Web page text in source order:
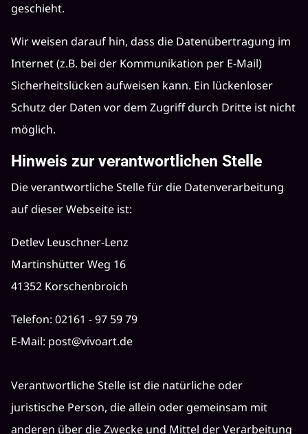
geschieht.
Wir weisen darauf hin, dass die Datenübertragung im
Internet (z.B. bei der Kommunikation per E-Mail)
Sicherheitslücken aufweisen kann. Ein lückenloser
Schutz der Daten vor dem Zugriff durch Dritte ist nicht
möglich.
Hinweis zur verantwortlichen Stelle
Die verantwortliche Stelle für die Datenverarbeitung
auf dieser Webseite ist:
Detlev Leuschner-Lenz
Martinshütter Weg 16
41352 Korschenbroich
Telefon: 02161 - 97 59 79
E-Mail: post@vivoart.de
Verantwortliche Stelle ist die natürliche oder
juristische Person, die allein oder gemeinsam mit
anderen über die Zwecke und Mittel der Verarbeitung